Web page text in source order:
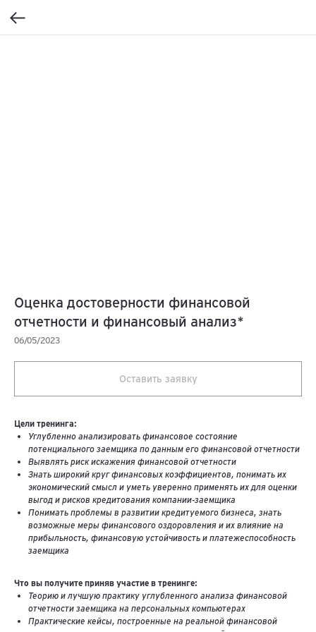
Оценка достоверности финансовой
отчетности и финансовый анализ*
06/05/2023
Оставить заявку
Цели тренинга:
Углубленно анализировать финансовое состояние
потенциального заемщика по данным его финансовой отчетности
Выявлять риск искажения финансовой отчетности
Знать широкий круг финансовых коэффициентов, понимать их
экономический смысл и уметь уверенно применять их для оценки
выгод и рисков кредитования компании-заемщика
Понимать проблемы в развитии кредитуемого бизнеса, знать
возможные меры финансового оздоровления и их влияние на
прибыльность, финансовую устойчивость и платежеспособность
заемщика
Что вы получите приняв участие в тренинге:
Теорию и лучшую практику углубленного анализа финансовой
отчетности заемщика на персональных компьютерах
Практические кейсы, построенные на реальной финансовой